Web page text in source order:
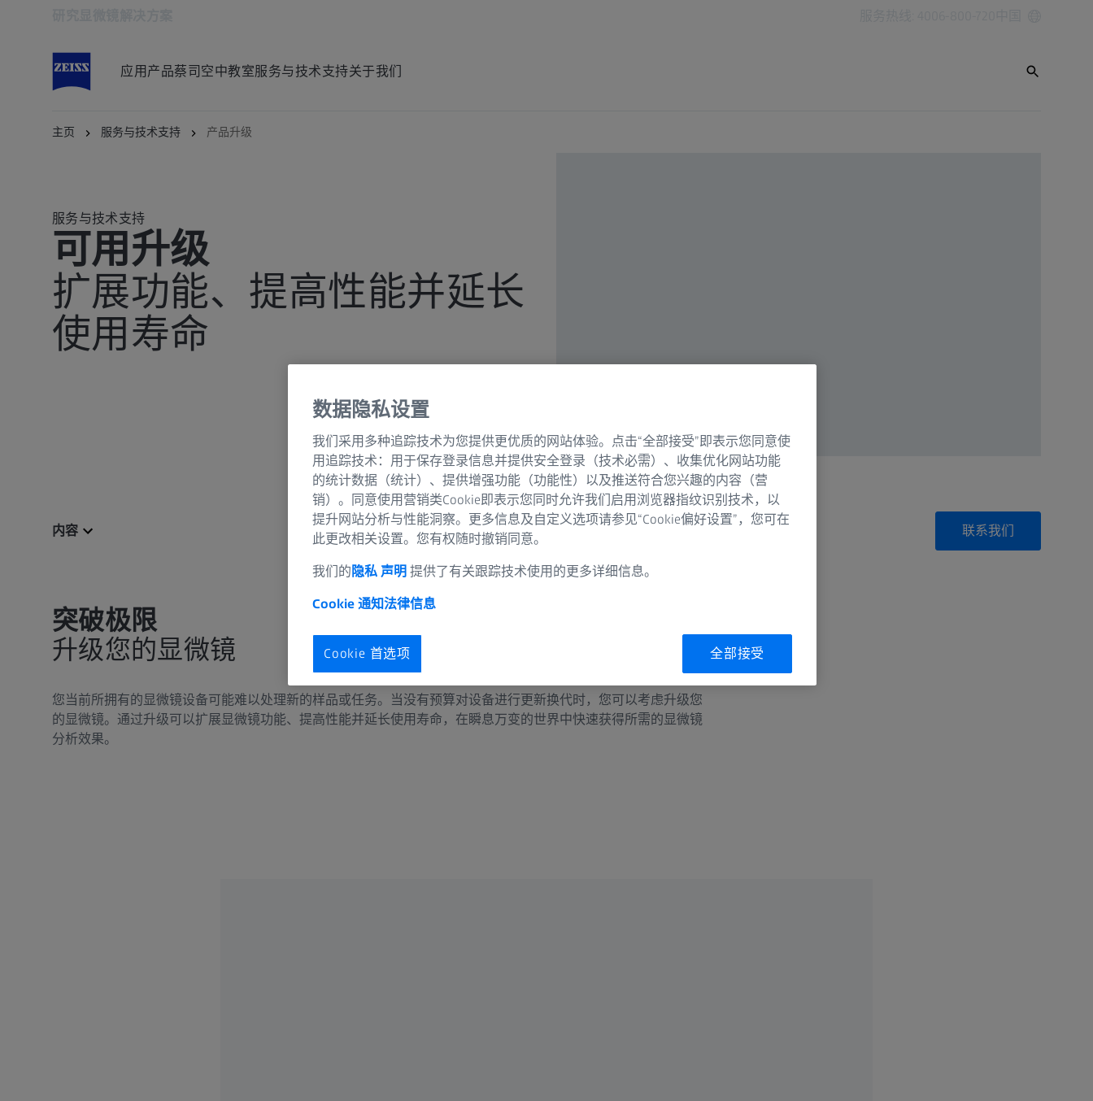
应用 产品蔡司空中教室服务与技术支持关于我们
主页 服务与技术支持 产品升级
服务与技术支持
可用升级
扩展功能、提高性能并延长
使用寿命
内容 联系我们
突破极限
升级您的显微镜
您当前所拥有的显微镜设备可能难以处理新的样品或任务。当没有预算对设备进行更新换代时，您可以考虑升级您
的显微镜。通过升级可以扩展显微镜功能、提高性能并延长使用寿命，在瞬息万变的世界中快速获得所需的显微镜
分析效果。
数据隐私设置
我们采用多种追踪技术为您提供更优质的网站体验。点击“全部接受”即表示您同意使
用追踪技术：用于保存登录信息并提供安全登录（技术必需）、收集优化网站功能
的统计数据（统计）、提供增强功能（功能性）以及推送符合您兴趣的内容（营
销）。同意使用营销类Cookie即表示您同时允许我们启用浏览器指纹识别技术，以
提升网站分析与性能洞察。更多信息及自定义选项请参见“Cookie偏好设置”，您可在
此更改相关设置。您有权随时撤销同意。
我们的 隐私 声明 提供了有关跟踪技术使用的更多详细信息。
Cookie 通知法律信息
Cookie 首选项 全部接受